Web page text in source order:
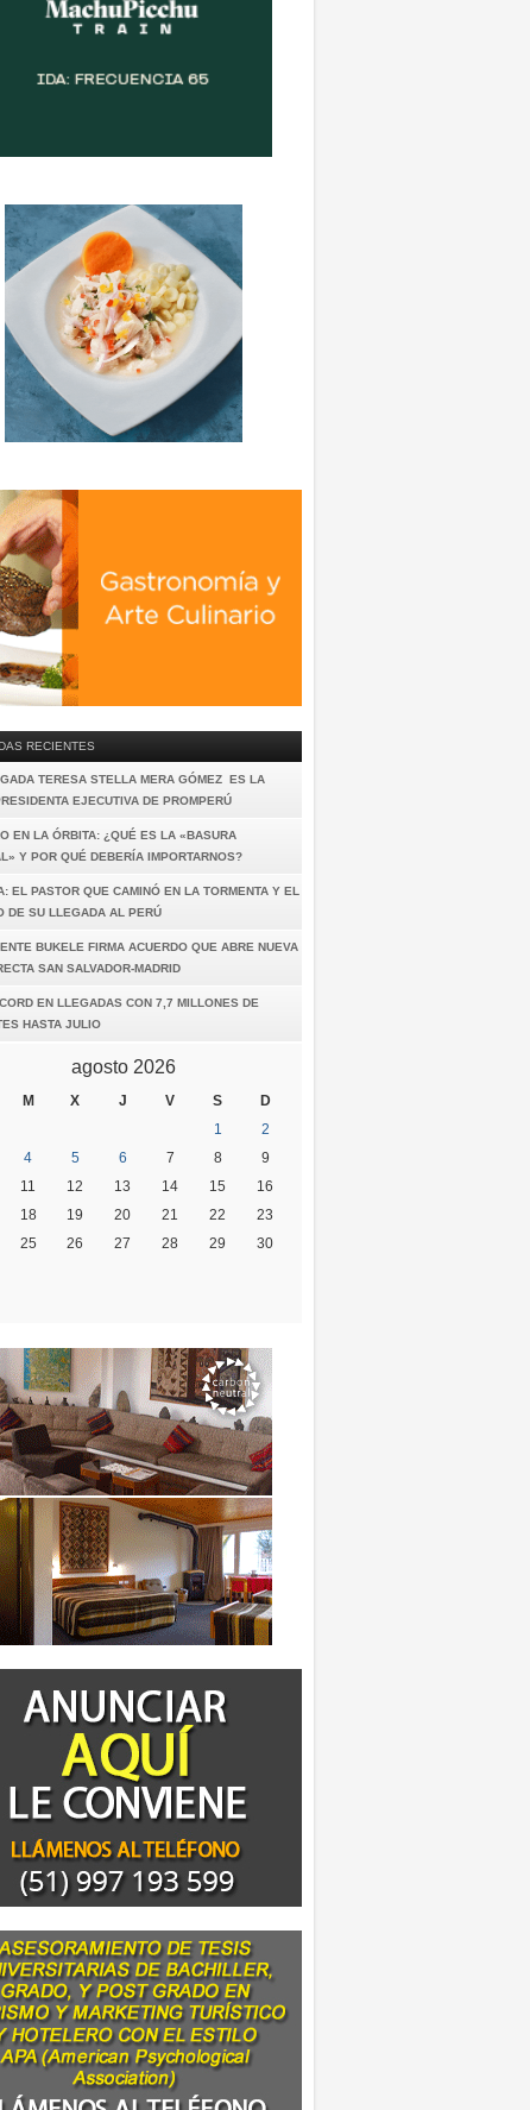
RECIENTES
TERESA STELLA MERA GÓMEZ ES LA
EJECUTIVA DE PROMPERÚ
EN LA ÓRBITA: ¿QUÉ ES LA «BASURA
Y POR QUÉ DEBERÍA IMPORTARNOS?
EL PASTOR QUE CAMINÓ EN LA TORMENTA Y EL
DE SU LLEGADA AL PERÚ
BUKELE FIRMA ACUERDO QUE ABRE NUEVA
SAN SALVADOR-MADRID
EN LLEGADAS CON 7,7 MILLONES DE
HASTA JULIO
agosto 2026
M X J V S
D
1
2
4 5 6 7 8
9
11 12 13 14 15
16
18 19 20 21 22
23
25 26 27 28 29
30